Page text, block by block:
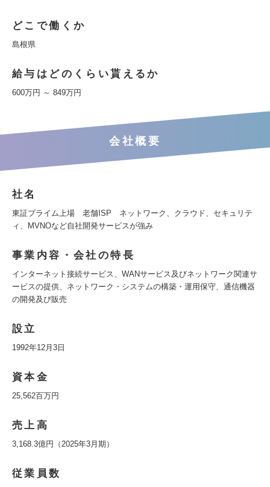
どこで働くか
島根県
給与はどのくらい貰えるか
600万円 ～ 849万円
会社概要
社名
東証プライム上場 老舗ISP ネットワーク、クラウド、セキュリテ
ィ、MVNOなど自社開発サービスが強み
事業内容・会社の特長
インターネット接続サービス、WANサービス及びネットワーク関連サ
ービスの提供、ネットワーク・システムの構築・運用保守、通信機器
の開発及び販売
設立
1992年12月3日
資本金
25,562百万円
売上高
3,168.3億円（2025年3月期）
従業員数